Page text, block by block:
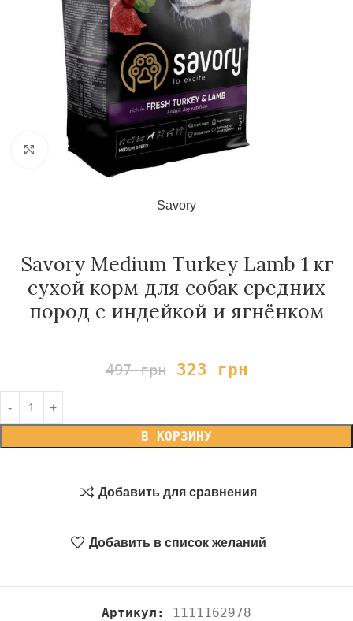
Нажмите, чтобы увеличить
Savory
Savory Medium Turkey Lamb 1 кг
сухой корм для собак средних
пород с индейкой и ягнёнком
497грн 323 грн
В КОРЗИНУ
Добавить для сравнения
Добавить в список желаний
Артикул:
1111162978